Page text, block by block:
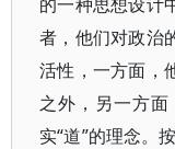
者，他们对政治
活性，一方面，
之外，另一方
实“道”的理念。